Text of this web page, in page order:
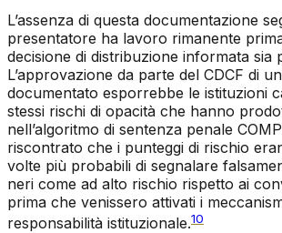
L’assenza di questa documentazione
presentatore ha lavoro rimanente
decisione di distribuzione informata sia
L’approvazione da parte del CDCF di
documentato esporrebbe le istituzioni
stessi rischi di opacità che hanno
nell’algoritmo di sentenza penale
riscontrato che i punteggi di rischio
volte più probabili di segnalare
neri come ad alto rischio rispetto ai
prima che venissero attivati i
responsabilità istituzionale.10